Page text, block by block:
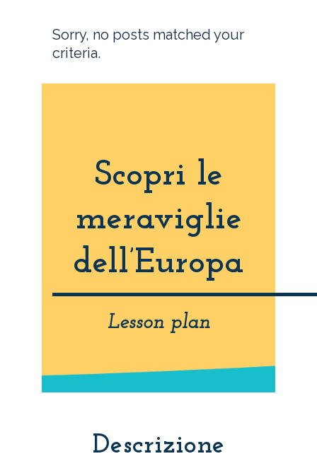
Sorry, no posts matched your
criteria.
Scopri le
meraviglie
dell’Europa
Lesson plan
Descrizione